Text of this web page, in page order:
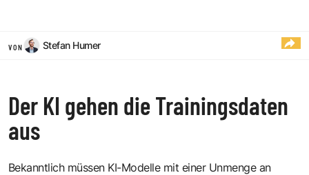
VON Stefan Humer
Der KI gehen die Trainingsdaten
aus
Bekanntlich müssen KI-Modelle mit einer Unmenge an